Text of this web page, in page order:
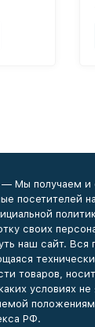
Мы получаем и
посетителей
своих
наш сайт. Вся
товаров,
условиях не
РФ.